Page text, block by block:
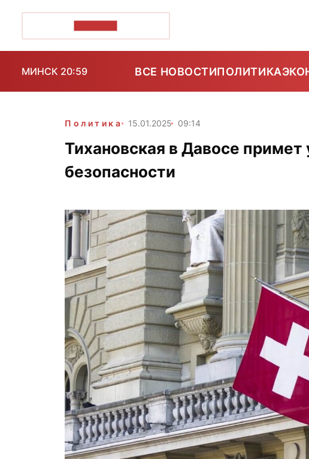
МИНСК 20:59 ВСЕ НОВОСТИПОЛИТИКА
Политика 15.01.2025 09:14
Тихановская в Давосе примет
безопасности